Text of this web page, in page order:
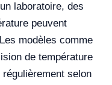
laboratoire, des
peuvent
modèles comme
de température
selon